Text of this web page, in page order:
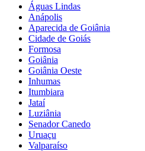
Águas Lindas
Anápolis
Aparecida de Goiânia
Cidade de Goiás
Formosa
Goiânia
Goiânia Oeste
Inhumas
Itumbiara
Jataí
Luziânia
Senador Canedo
Uruaçu
Valparaíso